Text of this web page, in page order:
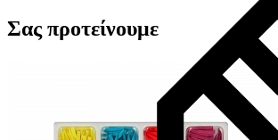
Σας προτείνουμε